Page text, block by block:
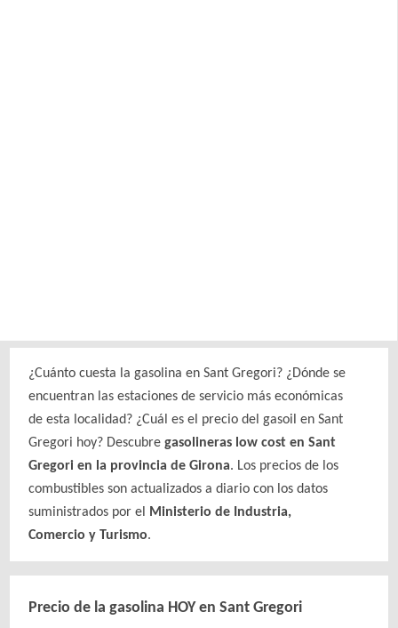
¿Cuánto cuesta la gasolina en Sant Gregori? ¿Dónde se
encuentran las estaciones de servicio más económicas
de esta localidad? ¿Cuál es el precio del gasoil en Sant
Gregori hoy? Descubregasolineras low cost en Sant
Gregori en la provincia de Girona. Los precios de los
combustibles son actualizados a diario con los datos
suministrados por el
Ministerio de Industria,
Comercio y Turismo.
Precio de la gasolina HOY en Sant Gregori